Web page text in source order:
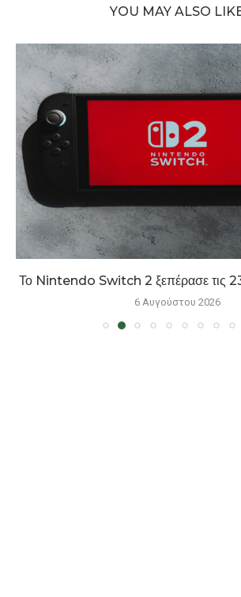
YOU MAY ALSO
Το Nintendo Switch 2 ξεπέρασε τις
6 Αυγούστου 2026